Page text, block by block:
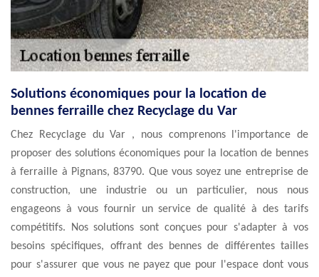
Solutions économiques pour la location de
bennes ferraille chez Recyclage du Var
Chez Recyclage du Var , nous comprenons l'importance de
proposer des solutions économiques pour la location de bennes
à ferraille à Pignans, 83790. Que vous soyez une entreprise de
construction, une industrie ou un particulier, nous nous
engageons à vous fournir un service de qualité à des tarifs
compétitifs. Nos solutions sont conçues pour s'adapter à vos
besoins spécifiques, offrant des bennes de différentes tailles
pour s'assurer que vous ne payez que pour l'espace dont vous